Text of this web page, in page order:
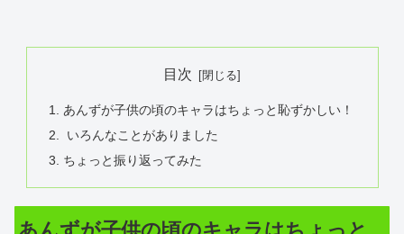
目次
あんずが子供の頃のキャラはちょっと恥ずかしい！
いろんなことがありました
ちょっと振り返ってみた